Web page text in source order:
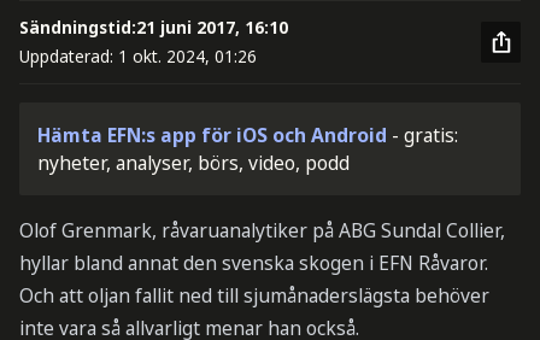
Sändningstid:21 juni 2017, 16:10
Uppdaterad: 1 okt. 2024, 01:26
Hämta EFN:s app för iOS och Android - gratis:
nyheter, analyser, börs, video, podd
Olof Grenmark, råvaruanalytiker på ABG Sundal Collier,
hyllar bland annat den svenska skogen i EFN Råvaror.
Och att oljan fallit ned till sjumånaderslägsta behöver
inte vara så allvarligt menar han också.